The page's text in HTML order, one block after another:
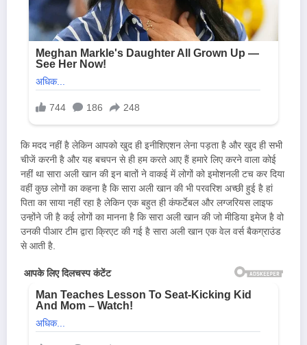
कि मदद नहीं है लेकिन आपको खुद ही इनीशिएशन लेना पड़ता है और खुद ही सभी
चीजें करनी है और यह बचपन से ही हम करते आए हैं हमारे लिए करने वाला कोई
नहीं था सारा अली खान की इन बातों ने वाकई में लोगों को इमोशनली टच कर दिया
वहीं कुछ लोगों का कहना है कि सारा अली खान की भी परवरिश अच्छी हुई है हां
पिता का साया नहीं रहा है लेकिन एक बहुत ही कंफर्टेबल और लग्जरियस लाइफ
उन्होंने जी है कई लोगों का मानना है कि सारा अली खान की जो मीडिया इमेज है वो
उनकी पीआर टीम द्वारा क्रिएट की गई है सारा अली खान एक वेल वर्स बैकग्राउंड
से आती है.